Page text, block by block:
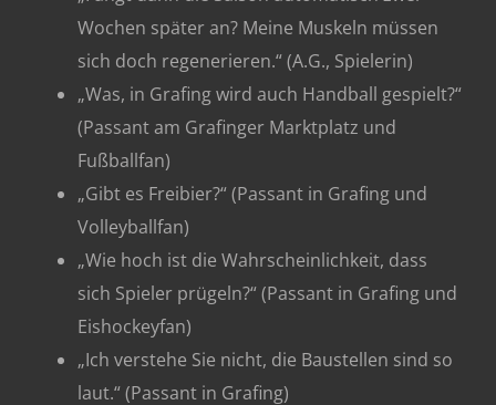
Wochen später an? Meine Muskeln müssen
sich doch regenerieren.“ (A.G., Spielerin)
„Was, in Grafing wird auch Handball gespielt?“
(Passant am Grafinger Marktplatz und
Fußballfan)
„Gibt es Freibier?“ (Passant in Grafing und
Volleyballfan)
„Wie hoch ist die Wahrscheinlichkeit, dass
sich Spieler prügeln?“ (Passant in Grafing und
Eishockeyfan)
„Ich verstehe Sie nicht, die Baustellen sind so
laut.“ (Passant in Grafing)